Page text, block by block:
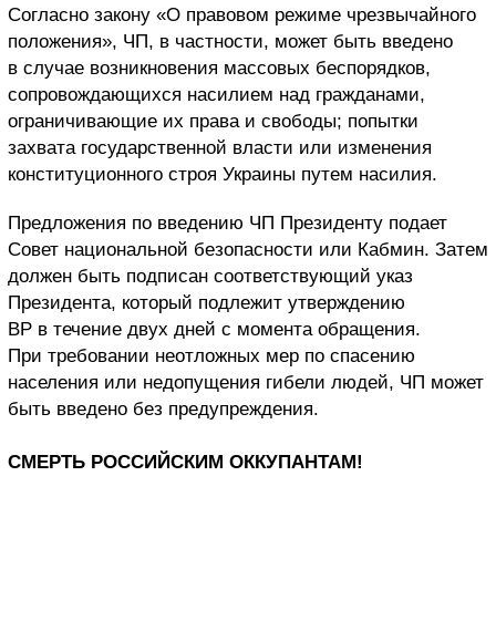
Согласно закону «О правовом режиме чрезвычайного
положения», ЧП, в частности, может быть введено
в случае возникновения массовых беспорядков,
сопровождающихся насилием над гражданами,
ограничивающие их права и свободы; попытки
захвата государственной власти или изменения
конституционного строя Украины путем насилия.
Предложения по введению ЧП Президенту подает
Совет национальной безопасности или Кабмин. Затем
должен быть подписан соответствующий указ
Президента, который подлежит утверждению
ВР в течение двух дней с момента обращения.
При требовании неотложных мер по спасению
населения или недопущения гибели людей, ЧП может
быть введено без предупреждения.
СМЕРТЬ РОССИЙСКИМ ОККУПАНТАМ!